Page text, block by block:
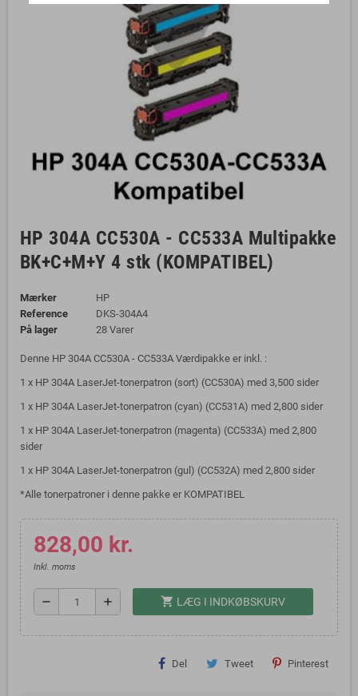
HP 304A CC530A - CC533A Multipakke
BK+C+M+Y 4 stk (KOMPATIBEL)
Mærker
HP
Reference
DKS-304A4
På lager
28 Varer
Denne HP 304A CC530A - CC533A Værdipakke er inkl. :
1 x HP 304A LaserJet-tonerpatron (sort) (CC530A) med 3,500 sider
1 x HP 304A LaserJet-tonerpatron (cyan) (CC531A) med 2,800 sider
1 x HP 304A LaserJet-tonerpatron (magenta) (CC533A) med 2,800
sider
1 x HP 304A LaserJet-tonerpatron (gul) (CC532A) med 2,800 sider
*Alle tonerpatroner i denne pakke er KOMPATIBEL
828,00 kr.
Inkl. moms
remove add shopping_cart LÆG I INDKØBSKURV
Del Tweet Pinterest